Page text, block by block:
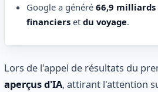
Google a généré 66,9 milliards
financierset du voyage.
Lors de l'appel de résultats du
aperçus d'IA, attirant l'attention